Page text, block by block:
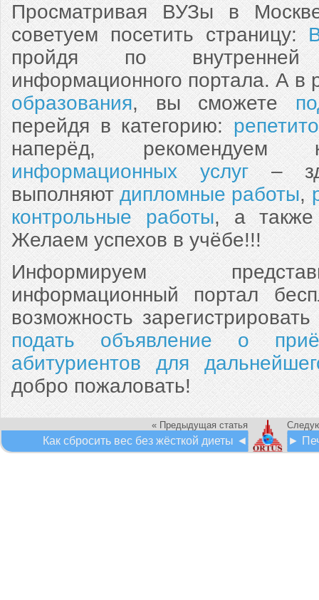
Просматривая ВУЗы в
советуем посетить страницу:
пройдя по
информационного портала. А в
образования, вы сможете
перейдя в категорию:
наперёд, рекомендуем
информационных услуг–
выполняютдипломные работы,
контрольные работы, а
Желаем успехов в учёбе!!!
Информируем
информационный портал
возможность
подать объявление о
абитуриентов для
добро пожаловать!
« Предыдущая статья
Как сбросить вес без жёсткой диеты ◄ ►